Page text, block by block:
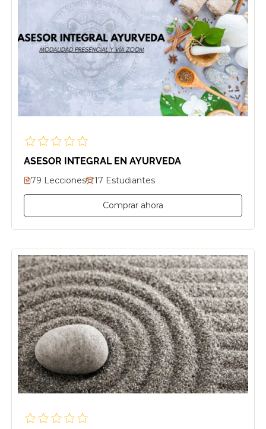
ASESOR INTEGRAL EN AYURVEDA
79 Lecciones 17 Estudiantes
Comprar ahora